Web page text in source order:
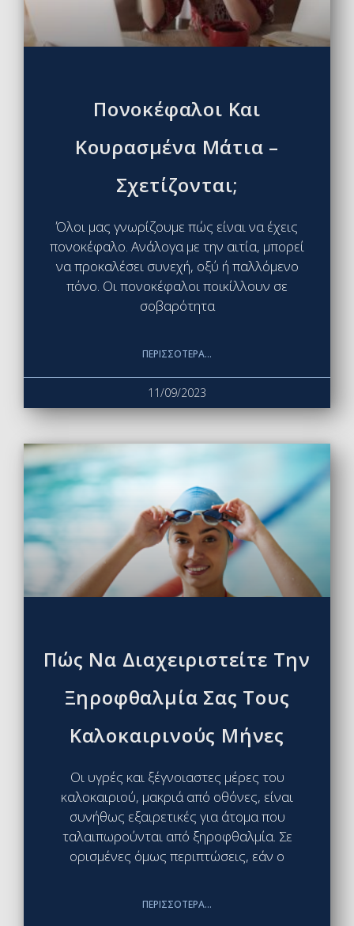
Πονοκέφαλοι Και
Κουρασμένα Μάτια –
Σχετίζονται;
Όλοι μας γνωρίζουμε πώς είναι να έχεις
πονοκέφαλο. Ανάλογα με την αιτία, μπορεί
να προκαλέσει συνεχή, οξύ ή παλλόμενο
πόνο. Οι πονοκέφαλοι ποικίλλουν σε
σοβαρότητα
ΠΕΡΙΣΣΌΤΕΡΑ...
11/09/2023
Πώς Να Διαχειριστείτε Την
Ξηροφθαλμία Σας Τους
Καλοκαιρινούς Μήνες
Οι υγρές και ξέγνοιαστες μέρες του
καλοκαιριού, μακριά από οθόνες, είναι
συνήθως εξαιρετικές για άτομα που
ταλαιπωρούνται από ξηροφθαλμία. Σε
ορισμένες όμως περιπτώσεις, εάν ο
ΠΕΡΙΣΣΌΤΕΡΑ...